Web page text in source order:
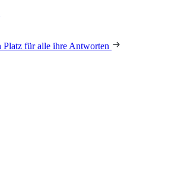
Platz für alle ihre Antworten